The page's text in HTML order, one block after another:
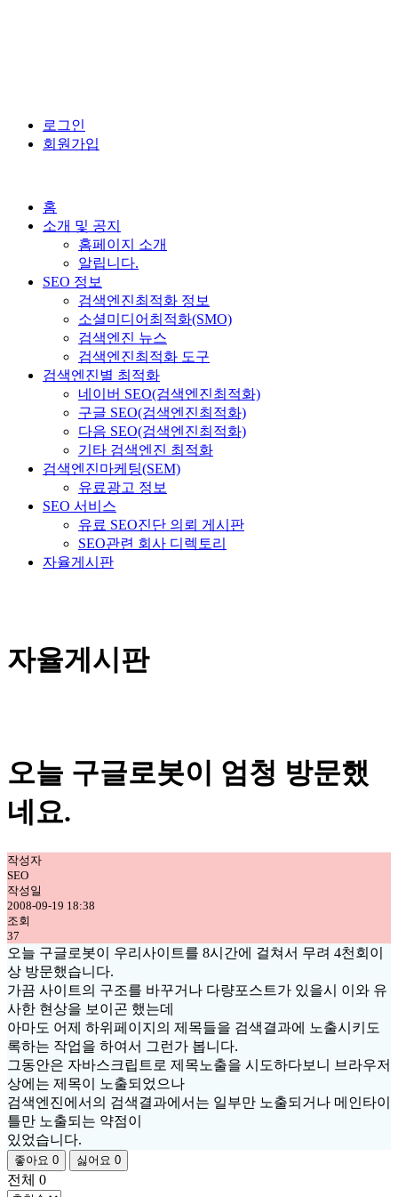
로그인
회원가입
홈
소개 및 공지
홈페이지 소개
알립니다.
SEO 정보
검색엔진최적화 정보
소셜미디어최적화(SMO)
검색엔진 뉴스
검색엔진최적화 도구
검색엔진별 최적화
네이버 SEO(검색엔진최적화)
구글 SEO(검색엔진최적화)
다음 SEO(검색엔진최적화)
기타 검색엔진 최적화
검색엔진마케팅(SEM)
유료광고 정보
SEO 서비스
유료 SEO진단 의뢰 게시판
SEO관련 회사 디렉토리
자율게시판
자율게시판
오늘 구글로봇이 엄청 방문했
네요.
작성자
SEO
작성일
2008-09-19 18:38
조회
37
오늘 구글로봇이 우리사이트를 8시간에 걸쳐서 무려 4천회이
상 방문했습니다.
가끔 사이트의 구조를 바꾸거나 다량포스트가 있을시 이와 유
사한 현상을 보이곤 했는데
아마도 어제 하위페이지의 제목들을 검색결과에 노출시키도
록하는 작업을 하여서 그런가 봅니다.
그동안은 자바스크립트로 제목노출을 시도하다보니 브라우저
상에는 제목이 노출되었으나
검색엔진에서의 검색결과에서는 일부만 노출되거나 메인타이
틀만 노출되는 약점이
있었습니다.
좋아요 0 싫어요 0
전체 0